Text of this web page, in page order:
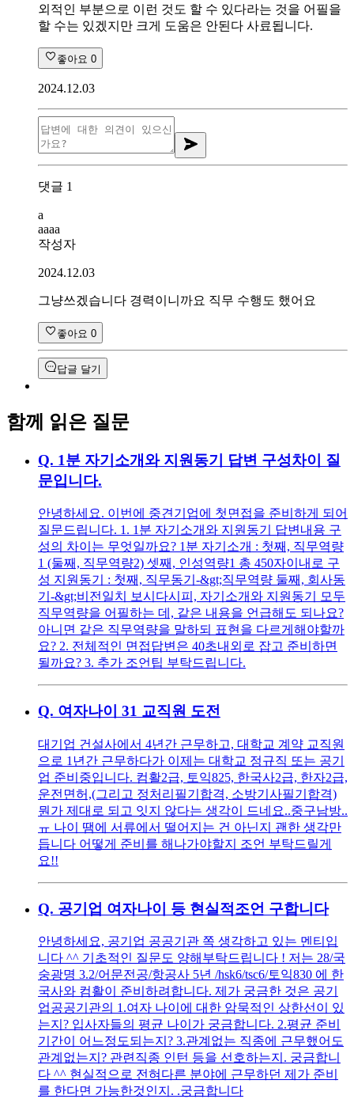
외적인 부분으로 이런 것도 할 수 있다라는 것을 어필을
할 수는 있겠지만 크게 도움은 안된다 사료됩니다.
좋아요 0
2024.12.03
댓글 1
a
aaaa
작성자
2024.12.03
그냥쓰겠습니다 경력이니까요 직무 수행도 했어요
좋아요 0
답글 달기
함께 읽은 질문
Q. 1분 자기소개와 지원동기 답변 구성차이 질
문입니다.
안녕하세요. 이번에 중견기업에 첫면접을 준비하게 되어
질문드립니다. 1. 1분 자기소개와 지원동기 답변내용 구
성의 차이는 무엇일까요? 1분 자기소개 : 첫째, 직무역량
1 (둘째, 직무역량2) 셋째, 인성역량1 총 450자이내로 구
성 지원동기 : 첫째, 직무동기-&gt;직무역량 둘째, 회사동
기-&gt;비전일치 보시다시피, 자기소개와 지원동기 모두
직무역량을 어필하는 데, 같은 내용을 언급해도 되나요?
아니면 같은 직무역량을 말하되 표현을 다르게해야할까
요? 2. 전체적인 면접답변은 40초내외로 잡고 준비하면
될까요? 3. 추가 조언팁 부탁드립니다.
Q. 여자나이 31 교직원 도전
대기업 건설사에서 4년간 근무하고, 대학교 계약 교직원
으로 1년간 근무하다가 이제는 대학교 정규직 또는 공기
업 준비중입니다. 컴활2급, 토익825, 한국사2급, 한자2급,
운전면허,(그리고 정처리필기합격, 소방기사필기합격)
뭔가 제대로 되고 잇지 않다는 생각이 드네요..중구남방..
ㅠ 나이 땜에 서류에서 떨어지는 건 아닌지 괜한 생각만
듭니다 어떻게 준비를 해나가야할지 조언 부탁드릴게
요!!
Q. 공기업 여자나이 등 현실적조언 구합니다
안녕하세요, 공기업 공공기관 쪽 생각하고 있는 멘티입
니다 ^^ 기초적인 질문도 양해부탁드립니다 ! 저는 28/국
숭광명 3.2/어문전공/항공사 5년 /hsk6/tsc6/토익830 에 한
국사와 컴활이 준비하려합니다. 제가 궁금한 것은 공기
업공공기관의 1.여자 나이에 대한 암묵적인 상한선이 있
는지? 입사자들의 평균 나이가 궁금합니다. 2.평균 준비
기간이 어느정도되는지? 3.관계없는 직종에 근무했어도
관계없는지? 관련직종 인턴 등을 선호하는지. 궁금합니
다 ^^ 현실적으로 전혀다른 분야에 근무하던 제가 준비
를 한다면 가능한것인지. .궁금합니다